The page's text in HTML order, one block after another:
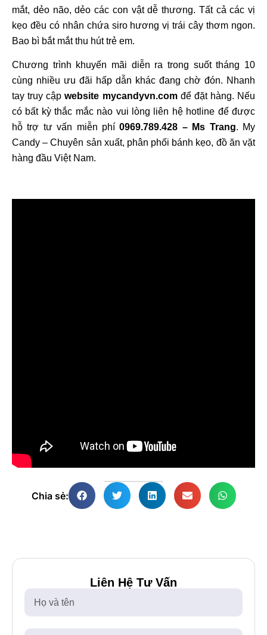
mắt, dẻo não, dẻo các con vật dễ thương. Tất cả các vị
kẹo đều có nhân chứa siro hương vị trái cây thơm ngon.
Bao bì bắt mắt thu hút trẻ em.
Chương trình khuyến mãi diễn ra trong suốt tháng 10
cùng nhiều ưu đãi hấp dẫn khác đang chờ đón. Nhanh
tay truy cập website mycandyvn.comđể đặt hàng. Nếu
có bất kỳ thắc mắc nào vui lòng liên hệ hotline để được
hỗ trợ tư vấn miễn phí0969.789.428 – Ms Trang. My
Candy – Chuyên sản xuất, phân phối bánh kẹo, đồ ăn vặt
hàng đầu Việt Nam.
Chia sẻ:
Liên Hệ Tư Vấn